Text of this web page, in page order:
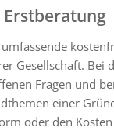
Gesellschaft. Bei
Fragen und
einer
oder den